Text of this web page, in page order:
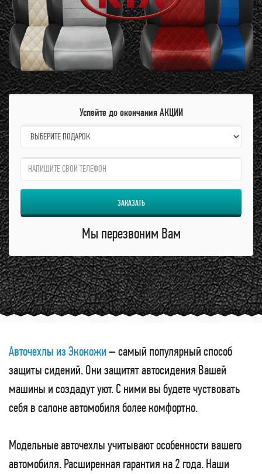
Успейте до окончания АКЦИИ
name:
qzw:
ЗАКАЗАТЬ
Мы перезвоним Вам
Авточехлы из Экокожи– самый популярный способ
защиты сидений. Они защитят автосидения Вашей
машины и создадут уют. С ними вы будете чуствовать
себя в салоне автомобиля более комфортно.
Модельные авточехлы учитывают особенности вашего
автомобиля. Расширенная гарантия на 2 года. Наши